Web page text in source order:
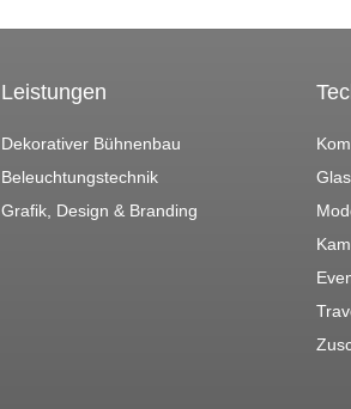
Leistungen
Dekorativer Bühnenbau
Beleuchtungstechnik
Grafik, Design & Branding